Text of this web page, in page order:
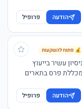
היבוא / ייצור
בסין. מתפעל את
בתל אביב,
בעלי מקצוע
לבנות עסק לפי
הודעה
פרופיל
💰 פתוח להשקעות
עשיר בייעוץ
אונליין. מרצה במכללת פרס בתארים
האיקומרס
הכשרה ולימודי תעודה : מהנדס חשמל, תואר שני
פרויקטים.
הודעה
פרופיל